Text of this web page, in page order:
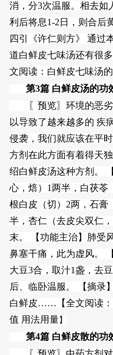
消，分3次温服。相去如
利后将息1-2日，则合后
四引《许仁则方》 通过
道白鲜皮七味汤还有很
文阅读：白鲜皮七味汤
第3篇 白鲜皮汤的功
〖预览〗环境的恶劣
以导致了越来越多的 疾
侵袭，我们就应该在平
方剂在此方面有着得天
绍白鲜皮汤这种方剂。
心，焙）1两半，白茯苓
根白皮（切）2两，石膏
半，杏仁（去皮尖双仁
末。 【功能主治】肺受
鼻塞干痛，此为虚风。
大豆3合，取汁1盏，去
后、临卧温服。 【摘录
白鲜皮……【全文阅读
值 用法用量】
第4篇 白鲜皮散的功